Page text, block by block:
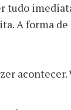
tudo
A forma